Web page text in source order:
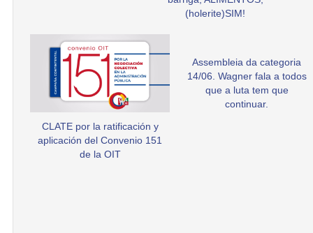
(holerite)SIM!
CLATE por la ratificación y
aplicación del Convenio 151
de la OIT
Assembleia da categoria
14/06. Wagner fala a todos
que a luta tem que
continuar.